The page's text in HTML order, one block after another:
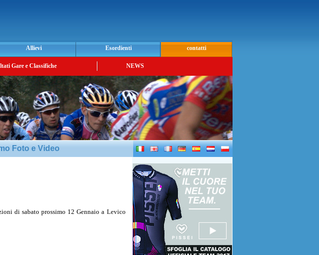
Allievi Esordienti contatti
Gare e Classifiche NEWS
Foto e Video
di sabato prossimo 12 Gennaio a Levico